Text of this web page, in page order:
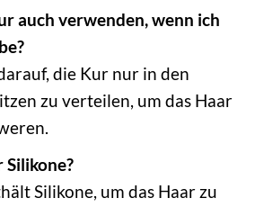
auch verwenden, wenn ich
die Kur nur in den
zu verteilen, um das Haar
Silikone?
Silikone, um das Haar zu